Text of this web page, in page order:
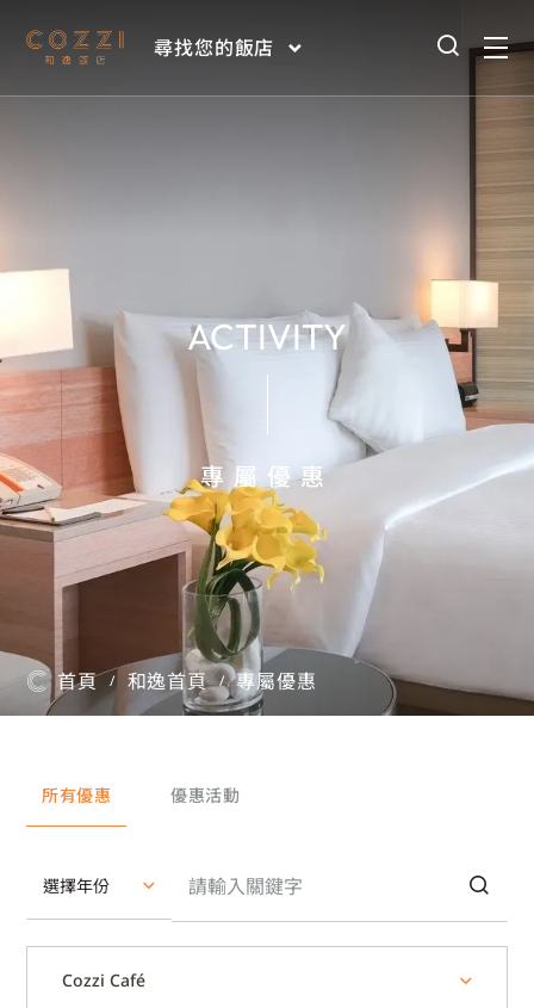
尋找您的飯店
ACTIVITY
專屬優惠
首頁 / 和逸首頁 / 專屬優惠
所有優惠 優惠活動
選擇年份
Cozzi Café